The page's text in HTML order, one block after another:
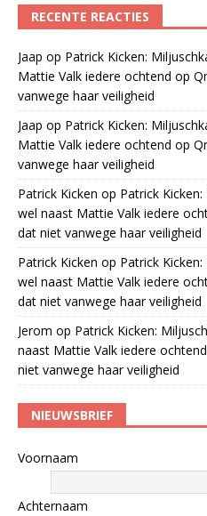
RECENTE REACTIES
Jaap op Patrick Kicken:
Mattie Valk iedere ochtend op
vanwege haar veiligheid
Jaap op Patrick Kicken:
Mattie Valk iedere ochtend op
vanwege haar veiligheid
Patrick Kicken op Patrick
wel naast Mattie Valk iedere
dat niet vanwege haar veiligheid
Patrick Kicken op Patrick
wel naast Mattie Valk iedere
dat niet vanwege haar veiligheid
Jerom op Patrick Kicken:
naast Mattie Valk iedere
niet vanwege haar veiligheid
NIEUWSBRIEF
Voornaam
Achternaam